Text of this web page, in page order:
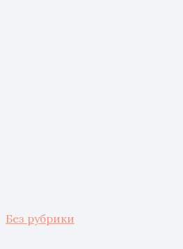
Без рубрики